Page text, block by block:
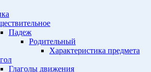
Падеж
Родительный
Характеристика предмета
Глаголы движения